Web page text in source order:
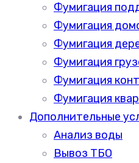
Фумигация
Фумигация
Фумигация
Фумигация
Фумигация
Фумигация
Дополнительные
Анализ воды
Вывоз ТБО